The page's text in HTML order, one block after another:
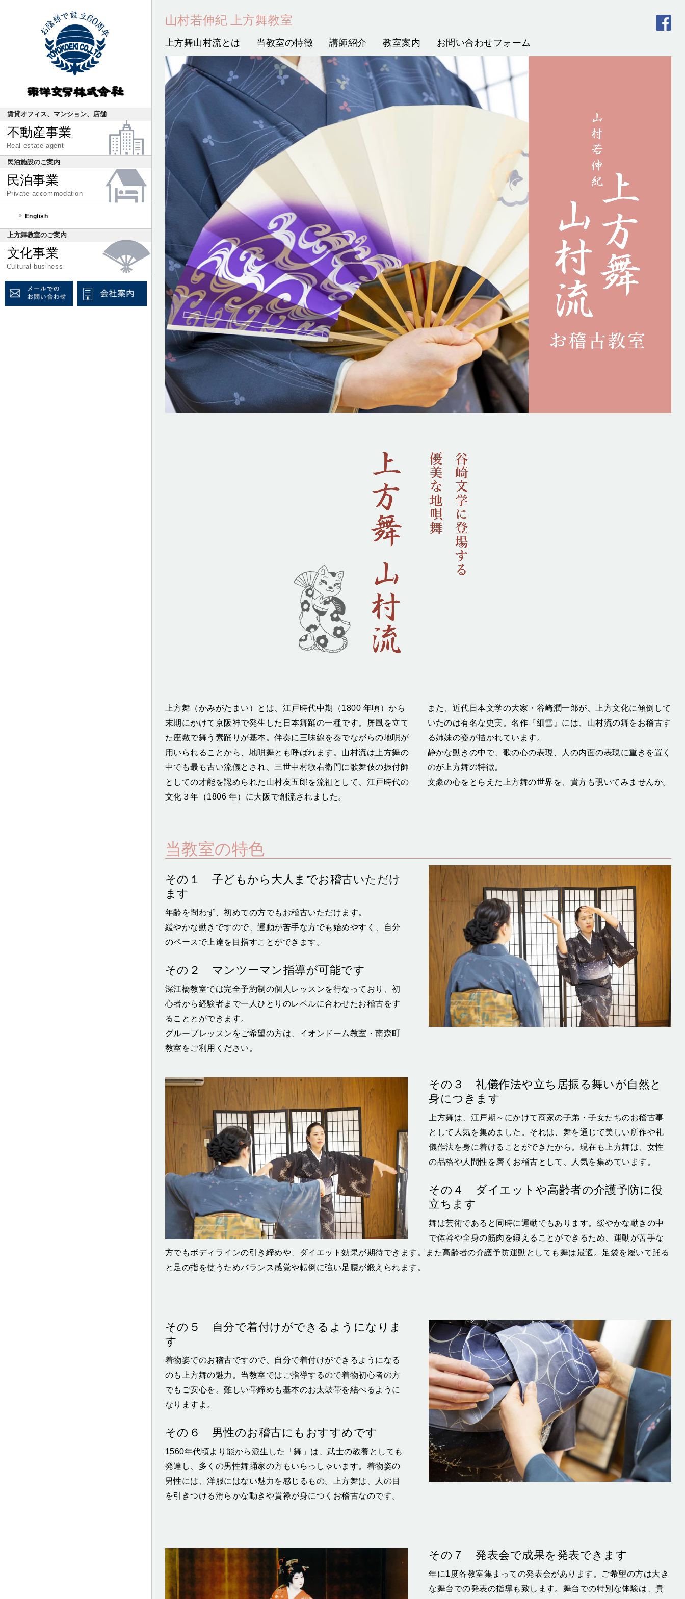
賃貸オフィス、マンション、店舗
不動産事業
Real estate agent
民泊施設のご案内
民泊事業
Private accommodation
English
上方舞教室のご案内
文化事業
Cultural business
山村若伸紀 上方舞教室
上方舞山村流とは 当教室の特徴 講師紹介 教室案内 お問い合わせフォーム
上方舞（かみがたまい）とは、江戸時代中期（1800 年頃）から
末期にかけて京阪神で発生した日本舞踊の一種です。屏風を立て
た座敷で舞う素踊りが基本。伴奏に三味線を奏でながらの地唄が
用いられることから、地唄舞とも呼ばれます。山村流は上方舞の
中でも最も古い流儀とされ、三世中村歌右衛門に歌舞伎の振付師
としての才能を認められた山村友五郎を流祖として、江戸時代の
文化３年（1806 年）に大阪で創流されました。
また、近代日本文学の大家・谷崎潤一郎が、上方文化に傾倒して
いたのは有名な史実。名作『細雪』には、山村流の舞をお稽古す
る姉妹の姿が描かれています。
静かな動きの中で、歌の心の表現、人の内面の表現に重きを置く
のが上方舞の特徴。
文豪の心をとらえた上方舞の世界を、貴方も覗いてみませんか。
当教室の特色
その１ 子どもから大人までお稽古いただけ
ます
年齢を問わず、初めての方でもお稽古いただけます。
緩やかな動きですので、運動が苦手な方でも始めやすく、自分
のペースで上達を目指すことができます。
その２ マンツーマン指導が可能です
深江橋教室では完全予約制の個人レッスンを行なっており、初
心者から経験者まで一人ひとりのレベルに合わせたお稽古をす
ることとができます。
グループレッスンをご希望の方は、イオンドーム教室・南森町
教室をご利用ください。
その３ 礼儀作法や立ち居振る舞いが自然と
身につきます
上方舞は、江戸期～にかけて商家の子弟・子女たちのお稽古事
として人気を集めました。それは、舞を通じて美しい所作や礼
儀作法を身に着けることができたから。現在も上方舞は、女性
の品格や人間性を磨くお稽古として、人気を集めています。
その４ ダイエットや高齢者の介護予防に役
立ちます
舞は芸術であると同時に運動でもあります。緩やかな動きの中
で体幹や全身の筋肉を鍛えることができるため、運動が苦手な
方でもボディラインの引き締めや、ダイエット効果が期待できます。また高齢者の介護予防運動としても舞は最適。足袋を履いて踊る
と足の指を使うためバランス感覚や転倒に強い足腰が鍛えられます。
その５ 自分で着付けができるようになりま
す
着物姿でのお稽古ですので、自分で着付けができるようになる
のも上方舞の魅力。当教室ではご指導するので着物初心者の方
でもご安心を。難しい帯締めも基本のお太鼓帯を結べるように
なりますよ。
その６ 男性のお稽古にもおすすめです
1560年代頃より能から派生した「舞」は、武士の教養としても
発達し、多くの男性舞踊家の方もいらっしゃいます。着物姿の
男性には、洋服にはない魅力を感じるもの。上方舞は、人の目
を引きつける滑らかな動きや貫禄が身につくお稽古なのです。
その７ 発表会で成果を発表できます
年に1度各教室集まっての発表会があります。ご希望の方は大き
な舞台での発表の指導も致します。舞台での特別な体験は、貴